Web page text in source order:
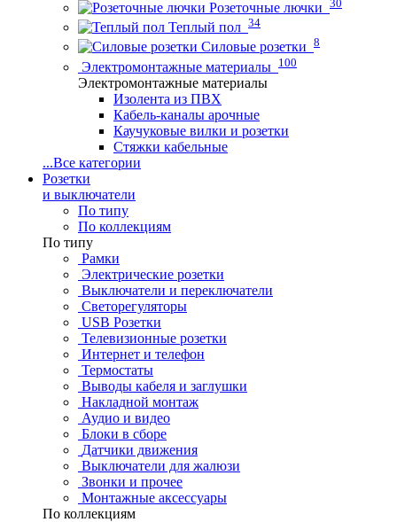
Розеточные лючки
Теплый пол 34
Силовые розетки 8
Электромонтажные материалы 100
Электромонтажные материалы
Изолента из ПВХ
Кабель-каналы арочные
Каучуковые вилки и розетки
Стяжки кабельные
...Все категории
Розетки
и выключатели
По типу
По коллекциям
По типу
Рамки
Электрические розетки
Выключатели и переключатели
Светорегуляторы
USB Розетки
Телевизионные розетки
Интернет и телефон
Термостаты
Выводы кабеля и заглушки
Накладной монтаж
Аудио и видео
Блоки в сборе
Датчики движения
Выключатели для жалюзи
Звонки и прочее
Монтажные аксессуары
По коллекциям